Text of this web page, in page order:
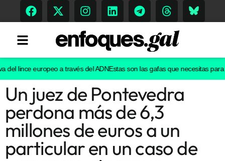
Tendencias
Memoria Histórica
europeo a través del ADNEstas son las gafas que necesitas para ver
Un juez de Pontevedra
perdona más de 6,3
millones de euros a un
particular en un caso de